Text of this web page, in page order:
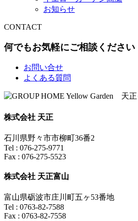
お知らせ
CONTACT
何でもお気軽にご相談ください
お問い合せ
よくある質問
株式会社 天正
石川県野々市市柳町36番2
Tel : 076-275-9771
Fax : 076-275-5523
株式会社 天正富山
富山県砺波市庄川町五ヶ53番地
Tel : 0763-82-7588
Fax : 0763-82-7558